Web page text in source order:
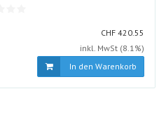
CHF CHF
420.55
inkl. MwSt (8.1%)
In den Warenkorb